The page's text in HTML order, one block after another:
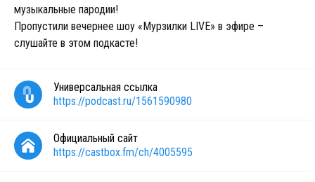
музыкальные пародии!
Пропустили вечернее шоу «Мурзилки LIVE» в эфире –
слушайте в этом подкасте!
Универсальная ссылка
https://podcast.ru/1561590980
Официальный сайт
https://castbox.fm/ch/4005595